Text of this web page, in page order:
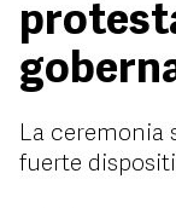
La ceremonia
fuerte